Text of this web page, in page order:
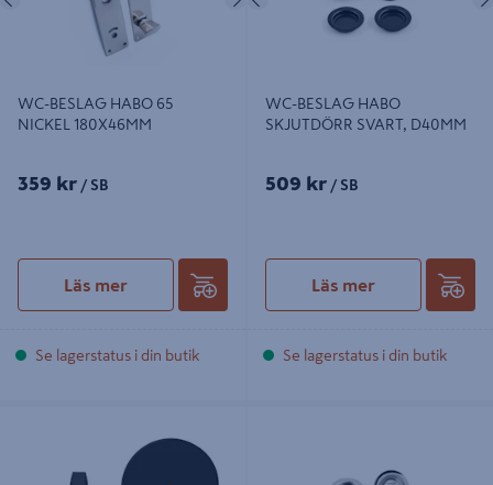
WC-BESLAG HABO 65
NICKEL 180X46MM
359 kr / SB
Läs mer
Se lagerstatus i din butik
WC-BESLAG HABO
SKJUTDÖRR SVART, D40MM
509 kr / SB
Läs mer
Se lagerstatus i din butik